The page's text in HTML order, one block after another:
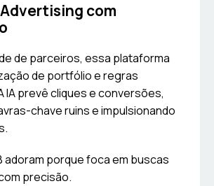
com
de parceiros, essa plataforma
de portfólio e regras
IA prevê cliques e conversões,
chave ruins e impulsionando
adoram porque foca em buscas
precisão.